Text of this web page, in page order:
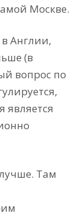
Москве.
Англии,
(в
вопрос по
является
Там